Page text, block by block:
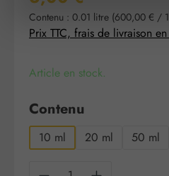
Contenu : 0.01 litre (600,00 € /
Prix TTC, frais de livraison en
Article en stock.
Sélectionnez
Contenu
10 ml 20 ml 50 ml
Quantité de produit